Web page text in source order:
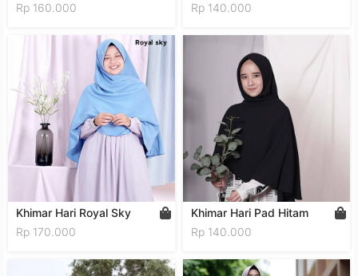
Rp 160.000
Rp 140.000
Khimar Hari Royal Sky
Rp 170.000
Khimar Hari Pad Hitam
Rp 140.000